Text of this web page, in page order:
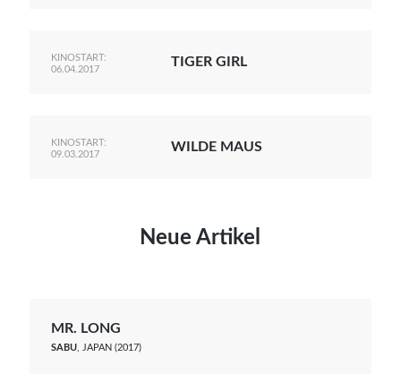
KINOSTART:
06.04.2017
TIGER GIRL
KINOSTART:
09.03.2017
WILDE MAUS
Neue Artikel
MR. LONG
SABU, JAPAN (2017)